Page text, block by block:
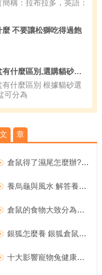
稱：拉布拉多，英語：
不要讓松獅吃得過飽
單、雙層貓砂盆有什麼區別,選購貓砂要點技巧的大公開
什麼區別 根據貓砂選
可分為
文 章
倉鼠得了濕尾怎麼辦?倉鼠濕尾解決措施推薦
養烏龜與風水 解答養烏龜是否影響風水
倉鼠的食物大致分為四大類
銀狐怎麼養 銀狐倉鼠怎麼選擇最佳配對
十大影響寵物兔健康的殺手